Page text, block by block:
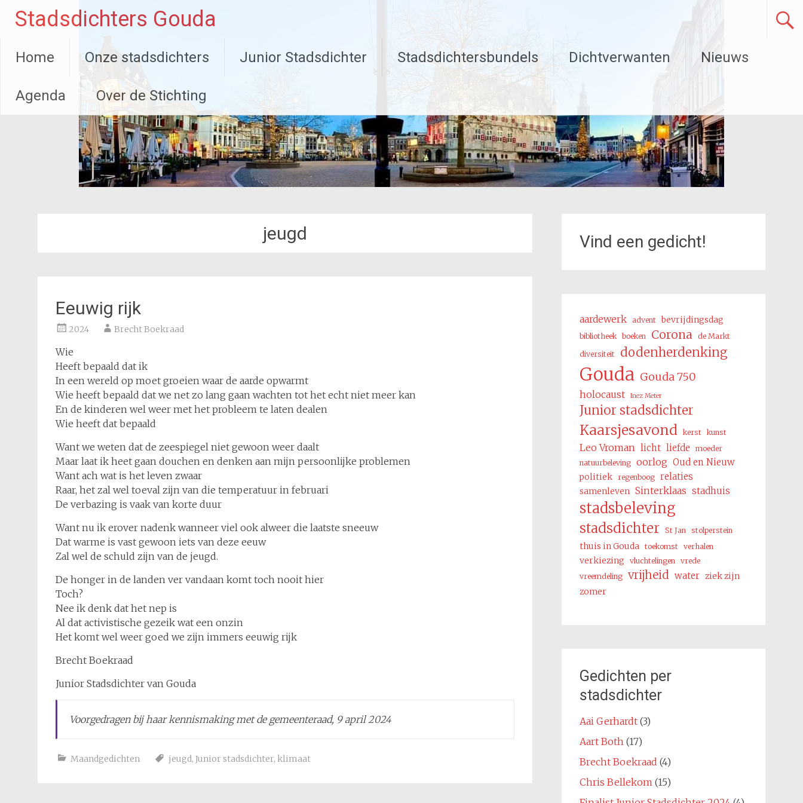
naar
inhoud
Stadsdichters Gouda
Home Onze stadsdichters Junior Stadsdichter Stadsdichtersbundels Dichtverwanten Nieuws
Agenda Over de Stichting
jeugd
Eeuwig rijk
2024 Brecht Boekraad
Wie
Heeft bepaald dat ik
In een wereld op moet groeien waar de aarde opwarmt
Wie heeft bepaald dat we net zo lang gaan wachten tot het echt niet meer kan
En de kinderen wel weer met het probleem te laten dealen
Wie heeft dat bepaald
Want we weten dat de zeespiegel niet gewoon weer daalt
Maar laat ik heet gaan douchen en denken aan mijn persoonlijke problemen
Want ach wat is het leven zwaar
Raar, het zal wel toeval zijn van die temperatuur in februari
De verbazing is vaak van korte duur
Want nu ik erover nadenk wanneer viel ook alweer die laatste sneeuw
Dat warme is vast gewoon iets van deze eeuw
Zal wel de schuld zijn van de jeugd.
De honger in de landen ver vandaan komt toch nooit hier
Toch?
Nee ik denk dat het nep is
Al dat activistische gezeik wat een onzin
Het komt wel weer goed we zijn immers eeuwig rijk
Brecht Boekraad
Junior Stadsdichter van Gouda
Voorgedragen bij haar kennismaking met de gemeenteraad, 9 april 2024
Maandgedichten jeugd, Junior stadsdichter, klimaat
Vind een gedicht!
aardewerk advent bevrijdingsdag
bibliotheek boeken Corona
de Markt
diversiteit
dodenherdenking
Gouda Gouda 750
holocaust Inez Meter
Junior stadsdichter
Kaarsjesavond kerst kunst
Leo Vroman licht liefde
moeder
natuurbeleving
oorlog Oud en Nieuw
politiek regenboog relaties
samenleven Sinterklaas stadhuis
stadsbeleving
stadsdichter St Jan stolperstein
thuis in Gouda toekomst verhalen
verkiezing vluchtelingen
vrede
vreemdeling
vrijheid water ziek zijn
zomer
Gedichten per
stadsdichter
Aai Gerhardt(3)
Aart Both(17)
Brecht Boekraad (4)
Chris Bellekom(15)